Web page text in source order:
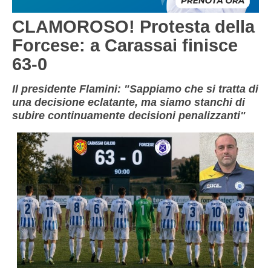
CLAMOROSO! Protesta della
Forcese: a Carassai finisce
63-0
Il presidente Flamini: "Sappiamo che si tratta di
una decisione eclatante, ma siamo stanchi di
subire continuamente decisioni penalizzanti"